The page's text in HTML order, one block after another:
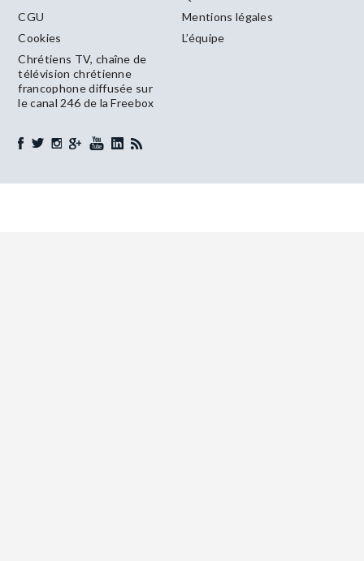
CGU
Mentions légales
Cookies
L’équipe
Chrétiens TV, chaîne de
télévision chrétienne
francophone diffusée sur
le canal 246 de la Freebox